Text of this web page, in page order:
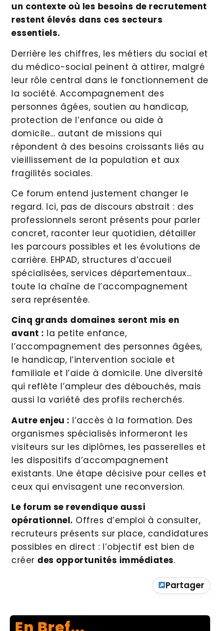
un contexte où les besoins de recrutement
restent élevés dans ces secteurs
essentiels.
Derrière les chiffres, les métiers du social et
du médico-social peinent à attirer, malgré
leur rôle central dans le fonctionnement de
la société. Accompagnement des
personnes âgées, soutien au handicap,
protection de l’enfance ou aide à
domicile… autant de missions qui
répondent à des besoins croissants liés au
vieillissement de la population et aux
fragilités sociales.
Ce forum entend justement changer le
regard. Ici, pas de discours abstrait : des
professionnels seront présents pour parler
concret, raconter leur quotidien, détailler
les parcours possibles et les évolutions de
carrière. EHPAD, structures d’accueil
spécialisées, services départementaux…
toute la chaîne de l’accompagnement
sera représentée.
Cinq grands domaines seront mis en
avant : la petite enfance,
l’accompagnement des personnes âgées,
le handicap, l’intervention sociale et
familiale et l’aide à domicile. Une diversité
qui reflète l’ampleur des débouchés, mais
aussi la variété des profils recherchés.
Autre enjeu : l’accès à la formation. Des
organismes spécialisés informeront les
visiteurs sur les diplômes, les passerelles et
les dispositifs d’accompagnement
existants. Une étape décisive pour celles et
ceux qui envisagent une reconversion.
Le forum se revendique aussi
opérationnel. Offres d’emploi à consulter,
recruteurs présents sur place, candidatures
possibles en direct : l’objectif est bien de
créer des opportunités immédiates.
Partager